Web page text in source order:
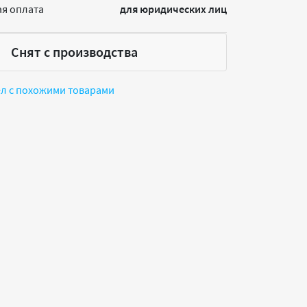
оплата для юридических лиц
Снят с производства
с похожими товарами